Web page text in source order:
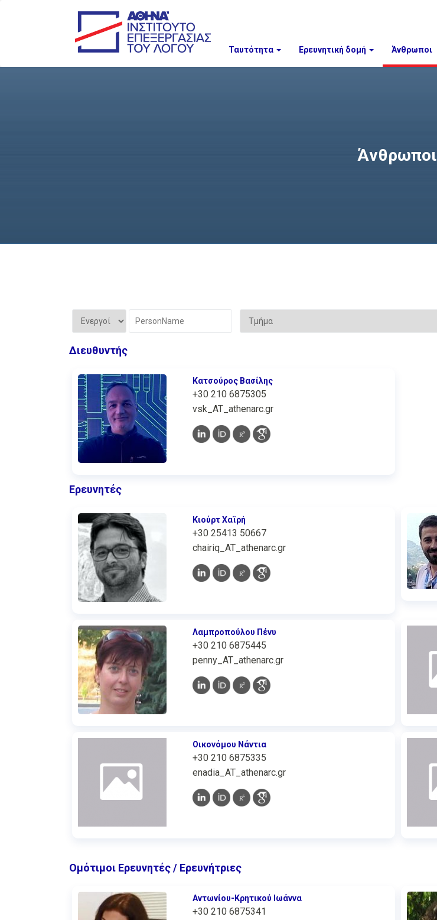
Ταυτότητα Ερευνητική δομή Άνθρωποι
Άνθρωποι
Διευθυντής
Κατσούρος Βασίλης
+30 210 6875305
vsk_AT_athenarc.gr
Ερευνητές
Κιούρτ Χαϊρή
+30 25413 50667
chairiq_AT_athenarc.gr
Λαμπροπούλου Πένυ
+30 210 6875445
penny_AT_athenarc.gr
Οικονόμου Νάντια
+30 210 6875335
enadia_AT_athenarc.gr
Ομότιμοι Ερευνητές / Ερευνήτριες
Αντωνίου-Κρητικού Ιωάννα
+30 210 6875341